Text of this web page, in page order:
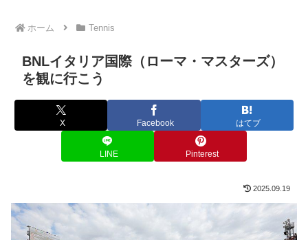
ホーム Tennis
BNLイタリア国際（ローマ・マスターズ）
を観に行こう
X Facebook はてブ
LINE Pinterest
2025.09.19